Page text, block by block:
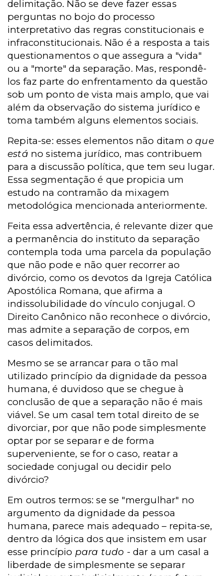
delimitação. Não se deve fazer essas
perguntas no bojo do processo
interpretativo das regras constitucionais e
infraconstitucionais. Não é a resposta a tais
questionamentos o que assegura a "vida"
ou a "morte" da separação. Mas, respondê-
los faz parte do enfrentamento da questão
sob um ponto de vista mais amplo, que vai
além da observação do sistema jurídico e
toma também alguns elementos sociais.
Repita-se: esses elementos não ditam o que
está no sistema jurídico, mas contribuem
para a discussão política, que tem seu lugar.
Essa segmentação é que propicia um
estudo na contramão da mixagem
metodológica mencionada anteriormente.
Feita essa advertência, é relevante dizer que
a permanência do instituto da separação
contempla toda uma parcela da população
que não pode e não quer recorrer ao
divórcio, como os devotos da Igreja Católica
Apostólica Romana, que afirma a
indissolubilidade do vínculo conjugal. O
Direito Canônico não reconhece o divórcio,
mas admite a separação de corpos, em
casos delimitados.
Mesmo se se arrancar para o tão mal
utilizado princípio da dignidade da pessoa
humana, é duvidoso que se chegue à
conclusão de que a separação não é mais
viável. Se um casal tem total direito de se
divorciar, por que não pode simplesmente
optar por se separar e de forma
superveniente, se for o caso, reatar a
sociedade conjugal ou decidir pelo
divórcio?
Em outros termos: se se "mergulhar" no
argumento da dignidade da pessoa
humana, parece mais adequado – repita-se,
dentro da lógica dos que insistem em usar
esse princípio para tudo - dar a um casal a
liberdade de simplesmente se separar